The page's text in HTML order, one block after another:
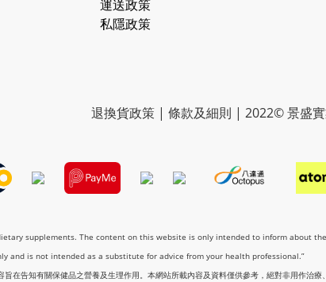
運送政策
私隱政策
退換貨政策 | 條款及細則 | 2022© 景盛
supplements. The content on this website is only intended to inform about
and is not intended as a substitute for advice from your health professional.”
旨在告知有關保健品之營養及生理作用。本網站所載內容及資料僅供參考，絕對非用作治療